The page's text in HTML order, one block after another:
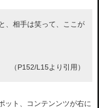
、相手は笑って、ここが
（P152/L15より引用）
ット、コンテンンツが右に